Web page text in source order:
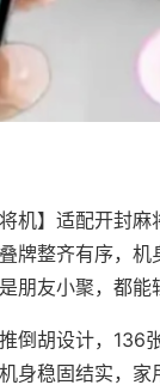
机】适配开封
牌整齐有序，机
朋友小聚，都能
倒胡设计，136
身稳固结实，家